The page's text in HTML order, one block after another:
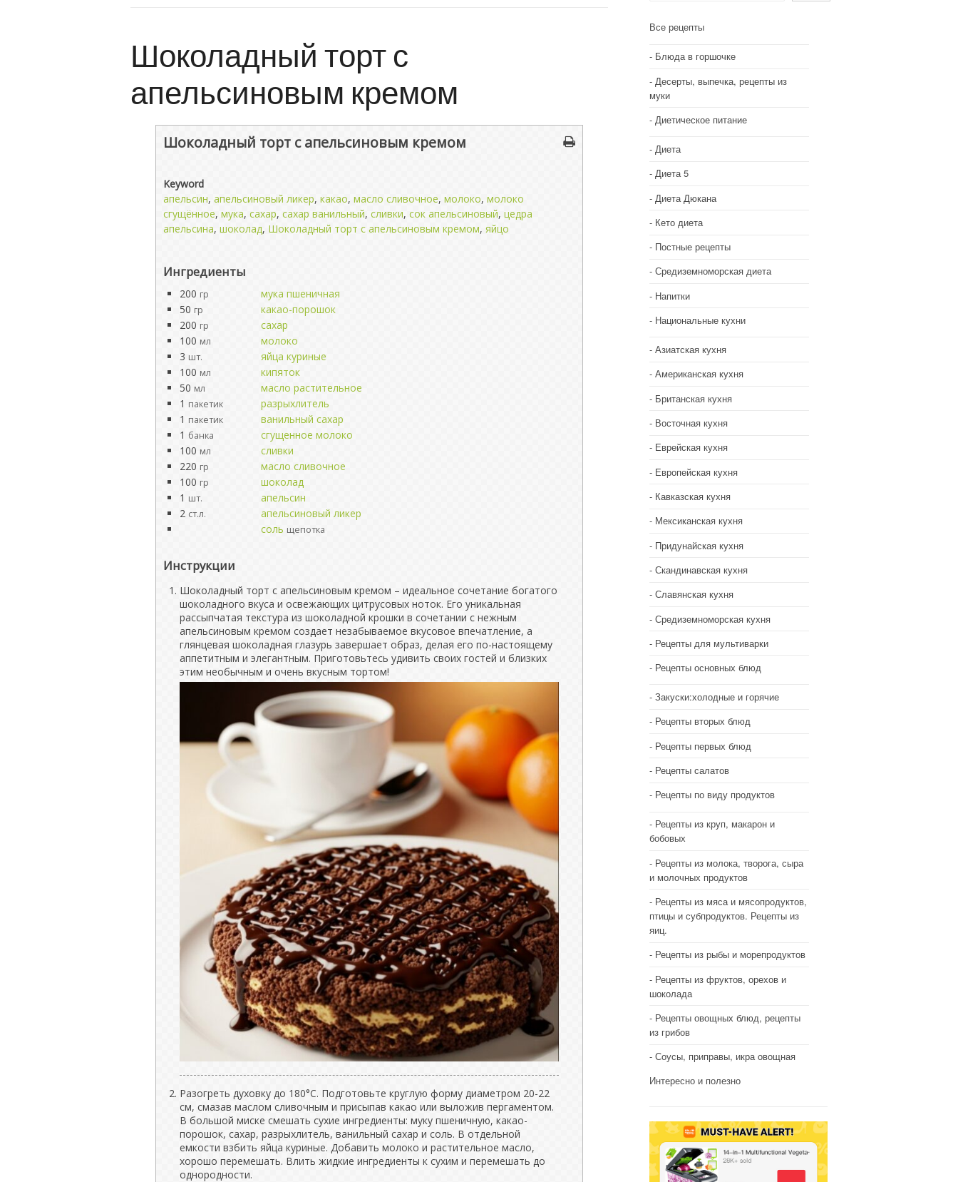
Шоколадный торт с
апельсиновым кремом
Шоколадный торт с апельсиновым кремом
Keyword
апельсин, апельсиновый ликер, какао, масло сливочное, молоко, молоко
сгущённое, мука, сахар, сахар ванильный, сливки, сок апельсиновый, цедра
апельсина, шоколад, Шоколадный торт с апельсиновым кремом, яйцо
Ингредиенты
200 гр
мука пшеничная
50 гр
какао-порошок
200 гр
сахар
100 мл
молоко
3 шт.
яйца куриные
100 мл
кипяток
50 мл
масло растительное
1 пакетик
разрыхлитель
1 пакетик
ванильный сахар
1 банка
сгущенное молоко
100 мл
сливки
220 гр
масло сливочное
100 гр
шоколад
1 шт.
апельсин
2 ст.л.
апельсиновый ликер
соль щепотка
Инструкции
Шоколадный торт с апельсиновым кремом – идеальное сочетание богатого
шоколадного вкуса и освежающих цитрусовых ноток. Его уникальная
рассыпчатая текстура из шоколадной крошки в сочетании с нежным
апельсиновым кремом создает незабываемое вкусовое впечатление, а
глянцевая шоколадная глазурь завершает образ, делая его по-настоящему
аппетитным и элегантным. Приготовьтесь удивить своих гостей и близких
этим необычным и очень вкусным тортом!
Разогреть духовку до 180°C. Подготовьте круглую форму диаметром 20-22
см, смазав маслом сливочным и присыпав какао или выложив пергаментом.
В большой миске смешать сухие ингредиенты: муку пшеничную, какао-
порошок, сахар, разрыхлитель, ванильный сахар и соль. В отдельной
емкости взбить яйца куриные. Добавить молоко и растительное масло,
хорошо перемешать. Влить жидкие ингредиенты к сухим и перемешать до
однородности.
Все рецепты
Блюда в горшочке
Десерты, выпечка, рецепты из
муки
Диетическое питание
Диета
Диета 5
Диета Дюкана
Кето диета
Постные рецепты
Средиземноморская диета
Напитки
Национальные кухни
Азиатская кухня
Американская кухня
Британская кухня
Восточная кухня
Еврейская кухня
Европейская кухня
Кавказская кухня
Мексиканская кухня
Придунайская кухня
Скандинавская кухня
Славянская кухня
Средиземноморская кухня
Рецепты для мультиварки
Рецепты основных блюд
Закуски:холодные и горячие
Рецепты вторых блюд
Рецепты первых блюд
Рецепты салатов
Рецепты по виду продуктов
Рецепты из круп, макарон и
бобовых
Рецепты из молока, творога, сыра
и молочных продуктов
Рецепты из мяса и мясопродуктов,
птицы и субпродуктов. Рецепты из
яиц.
Рецепты из рыбы и морепродуктов
Рецепты из фруктов, орехов и
шоколада
Рецепты овощных блюд, рецепты
из грибов
Соусы, приправы, икра овощная
Интересно и полезно